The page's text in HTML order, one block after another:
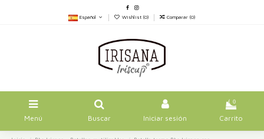
Español Wishlist (0) Comparar (0)
Menú Buscar Iniciar sesión
0
Carrito